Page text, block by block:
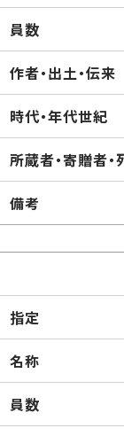
員数
作者・出土・伝来
時代・年代世紀
所蔵者・寄贈者
備考
指定
名称
員数